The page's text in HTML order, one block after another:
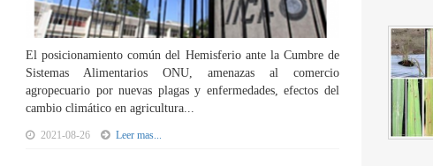
El posicionamiento común del Hemisferio ante la Cumbre de
Sistemas Alimentarios ONU, amenazas al comercio
agropecuario por nuevas plagas y enfermedades, efectos del
cambio climático en agricultura...
2021-08-26 Leer mas...